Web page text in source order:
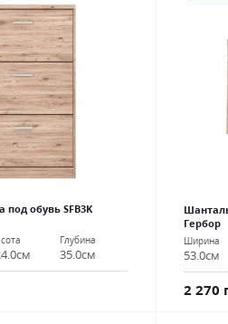
обувь SFB3K
Глубина
35.0см
Гербор
Ширина
53.0см
2 270